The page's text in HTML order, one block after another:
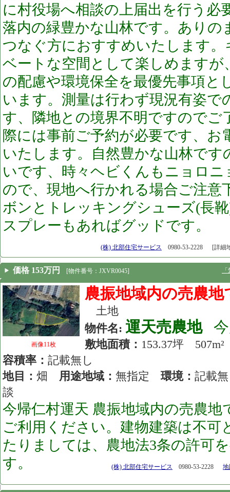
に村役場へ相談の上届出を行う必
落内の緑豊かな山林です。ありの
つなぐ方におすすめいたします
ベートな空間として楽しめます
の配慮や環境保全を最優先事項と
います。測量は行わず現況有姿で
す、隣地との境界不明ですのでご
際には事前ご予約が必要です、お
いたします。自然豊かな山林で
いです、時々ヘビくんもニョロ
ので、現地へ行かれる場合ご注意
ボンとトレッキングシューズ(長
スプレーもあればグッドです。
(株) 北部住宅サービス 0980-53-2228 [詳細
価格 153万円 [物件番号：JXVR0045]
画像11枚
農振地域内の売農地
土地
物件名: 運天売農地
敷地面積： 153.37坪
容積率： 記載無し
地目： 畑 用途地域： 無指定 環境： 記載
談
今帰仁村運天 農振地域内の売農
ご利用ください。建物建築は不可
たりましては、農地法3条の許可
す。
(株) 北部住宅サービス 0980-53-2228 地